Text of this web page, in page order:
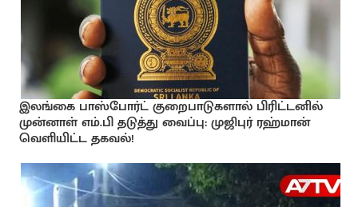
இலங்கை பாஸ்போர்ட் குறைபாடுகளால் பிரிட்டனில்
முன்னாள் எம்.பி தடுத்து வைப்பு: முஜிபுர் ரஹ்மான்
வெளியிட்ட தகவல்!